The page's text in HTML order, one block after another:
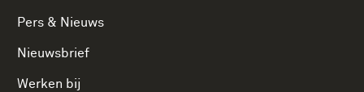
Pers & Nieuws
Nieuwsbrief
Werken bij